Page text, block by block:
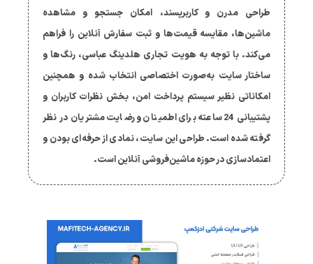
طراحی مدرن و کاربرپسند، امکان جستجو و مشاهده
ماشین‌ها، مقایسه قیمت‌ها و ثبت سفارش آنلاین را فراهم
می‌کند. با توجه به هویت تجاری هلدینگ عباسی، رنگ‌ها و
ساختار سایت به‌صورت اختصاصی انتخاب شده و همچنین
امکاناتی نظیر سیستم پرداخت امن، بخش نظرات کاربران و
پشتیبانی 24 ساعته برای اطمینان و رضایت مشتریان در نظر
گرفته شده است. طراحی این سایت، نمادی از حرفه‌ای بودن و
اعتمادسازی در حوزه ماشین‌فروشی آنلاین است.